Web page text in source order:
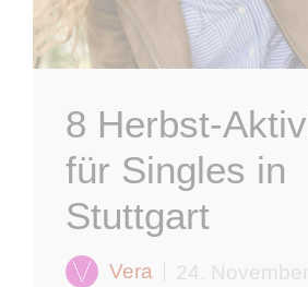
8 Herbst-
für Singles in
Stuttgart
Vera 24.